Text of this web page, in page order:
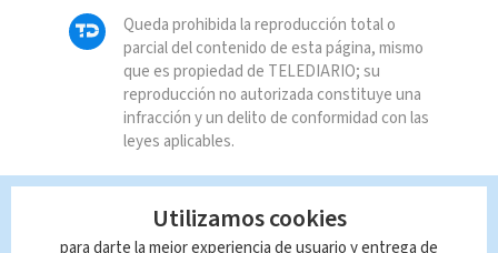
Queda prohibida la reproducción total o
parcial del contenido de esta página, mismo
que es propiedad de TELEDIARIO; su
reproducción no autorizada constituye una
infracción y un delito de conformidad con las
leyes aplicables.
Utilizamos cookies
para darte la mejor experiencia de usuario y entrega de